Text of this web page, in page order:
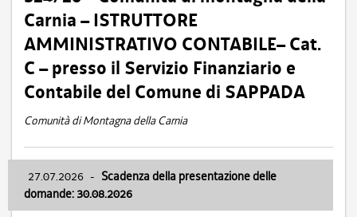
Carnia – ISTRUTTORE
AMMINISTRATIVO CONTABILE– Cat.
C – presso il Servizio Finanziario e
Contabile del Comune di SAPPADA
Comunità di Montagna della Carnia
27.07.2026 - Scadenza della presentazione delle
domande: 30.08.2026